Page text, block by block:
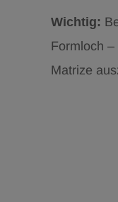
Wichtig:
Formloch
Matrize